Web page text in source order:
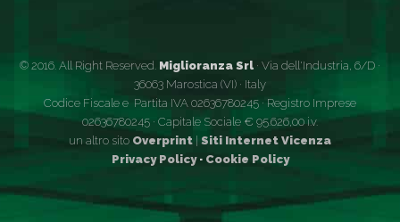
© 2016. All Right Reserved. Miglioranza Srl · Via dell'Industria, 6/D ·
36063 Marostica (VI) · Italy
Codice Fiscale e Partita IVA 02636780245 · Registro Imprese
02636780245 · Capitale Sociale € 95.626,00 i.v.
un altro sito Overprint Siti Internet Vicenza
Privacy Policy · Cookie Policy